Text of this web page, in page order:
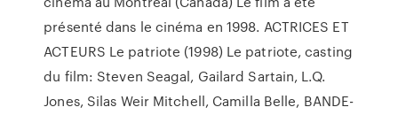
présenté dans le cinéma en 1998. ACTRICES ET
ACTEURS Le patriote (1998) Le patriote, casting
du film: Steven Seagal, Gailard Sartain, L.Q.
Jones, Silas Weir Mitchell, Camilla Belle, BANDE-